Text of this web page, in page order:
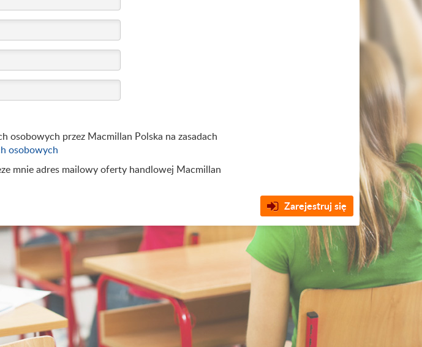
osobowych przez Macmillan Polska na zasadach
osobowych
mnie adres mailowy oferty handlowej Macmillan
Zarejestruj się